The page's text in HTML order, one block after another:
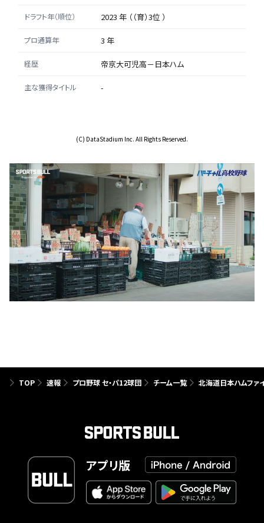
ドラフト年（順位） 2023 年 （（育）3位 ）
プロ通算年 3 年
経歴 帝京大可児高－日本ハム
主な獲得タイトル -
(C) DataStadium Inc. All Rights Reserved.
TOP 速報 プロ野球 セ・パ12球団 チーム一覧 北海道日本ハムファ
アプリ版